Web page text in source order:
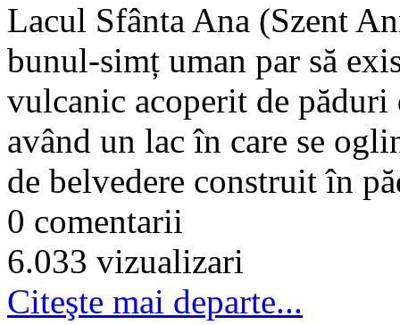
Lacul Sfânta Ana (Szent
bunul-simț uman par să
vulcanic acoperit de
având un lac în care se
de belvedere construit în
0 comentarii
6.033 vizualizari
Citeşte mai departe...